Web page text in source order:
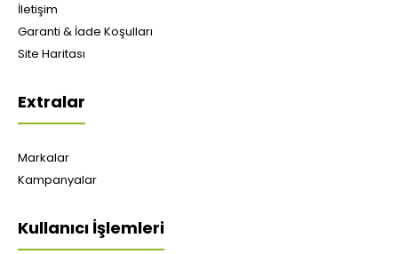
İletişim
Garanti & İade Koşulları
Site Haritası
Extralar
Markalar
Kampanyalar
Kullanıcı İşlemleri